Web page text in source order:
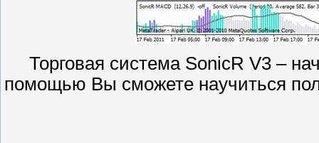
Торговая система SonicR V3 –
помощью Вы сможете научиться